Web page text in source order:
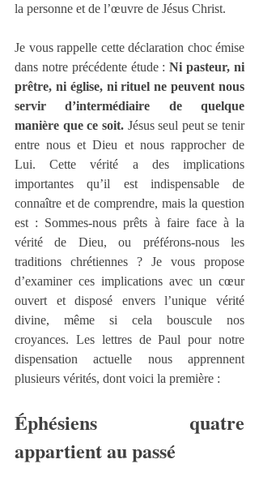
la personne et de l’œuvre de Jésus Christ.
Je vous rappelle cette déclaration choc émise
dans notre précédente étude : Ni pasteur, ni
prêtre, ni église, ni rituel ne peuvent nous
servir d’intermédiaire de quelque
manière que ce soit. Jésus seul peut se tenir
entre nous et Dieu et nous rapprocher de
Lui. Cette vérité a des implications
importantes qu’il est indispensable de
connaître et de comprendre, mais la question
est : Sommes-nous prêts à faire face à la
vérité de Dieu, ou préférons-nous les
traditions chrétiennes ? Je vous propose
d’examiner ces implications avec un cœur
ouvert et disposé envers l’unique vérité
divine, même si cela bouscule nos
croyances. Les lettres de Paul pour notre
dispensation actuelle nous apprennent
plusieurs vérités, dont voici la première :
Éphésiens quatre
appartient au passé